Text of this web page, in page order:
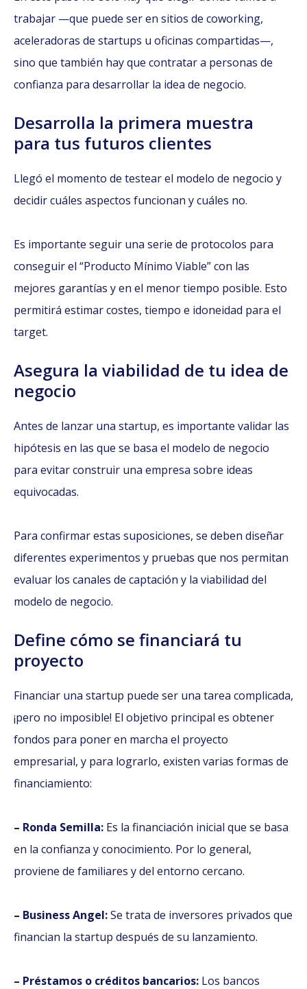
trabajar —que puede ser en sitios de coworking,
aceleradoras de startups u oficinas compartidas—,
sino que también hay que contratar a personas de
confianza para desarrollar la idea de negocio.
Desarrolla la primera muestra
para tus futuros clientes
Llegó el momento de testear el modelo de negocio y
decidir cuáles aspectos funcionan y cuáles no.
Es importante seguir una serie de protocolos para
conseguir el “Producto Mínimo Viable” con las
mejores garantías y en el menor tiempo posible. Esto
permitirá estimar costes, tiempo e idoneidad para el
target.
Asegura la viabilidad de tu idea de
negocio
Antes de lanzar una startup, es importante validar las
hipótesis en las que se basa el modelo de negocio
para evitar construir una empresa sobre ideas
equivocadas.
Para confirmar estas suposiciones, se deben diseñar
diferentes experimentos y pruebas que nos permitan
evaluar los canales de captación y la viabilidad del
modelo de negocio.
Define cómo se financiará tu
proyecto
Financiar una startup puede ser una tarea complicada,
¡pero no imposible! El objetivo principal es obtener
fondos para poner en marcha el proyecto
empresarial, y para lograrlo, existen varias formas de
financiamiento:
– Ronda Semilla: Es la financiación inicial que se basa
en la confianza y conocimiento. Por lo general,
proviene de familiares y del entorno cercano.
– Business Angel:Se trata de inversores privados que
financian la startup después de su lanzamiento.
– Préstamos o créditos bancarios: Los bancos